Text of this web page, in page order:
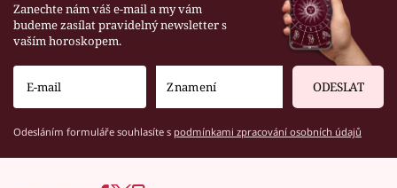
Zanechte nám váš e-mail a my vám
budeme zasílat pravidelný newsletter s
vaším horoskopem.
ODESLAT
Odesláním formuláře souhlasíte s podmínkami zpracování osobních údajů